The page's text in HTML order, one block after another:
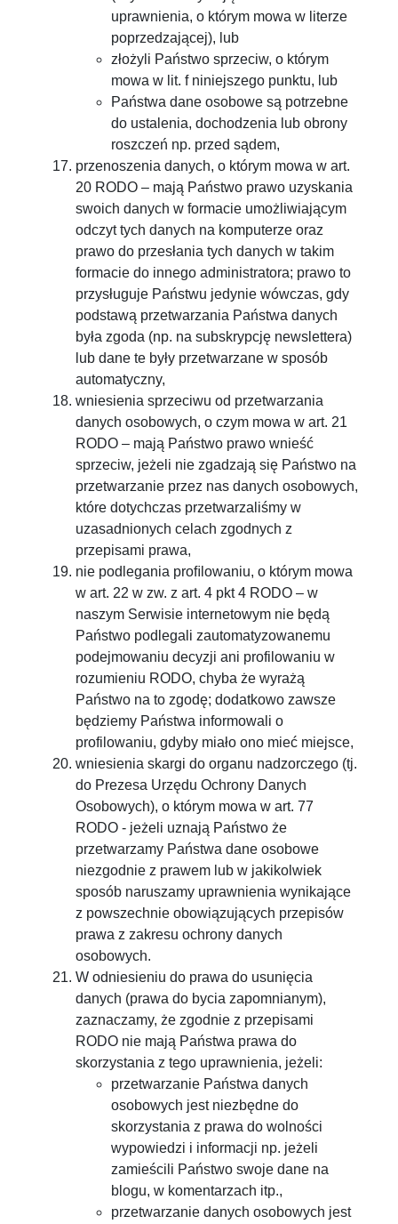
uprawnienia, o którym mowa w literze
poprzedzającej), lub
złożyli Państwo sprzeciw, o którym
mowa w lit. f niniejszego punktu, lub
Państwa dane osobowe są potrzebne
do ustalenia, dochodzenia lub obrony
roszczeń np. przed sądem,
przenoszenia danych, o którym mowa w art.
20 RODO – mają Państwo prawo uzyskania
swoich danych w formacie umożliwiającym
odczyt tych danych na komputerze oraz
prawo do przesłania tych danych w takim
formacie do innego administratora; prawo to
przysługuje Państwu jedynie wówczas, gdy
podstawą przetwarzania Państwa danych
była zgoda (np. na subskrypcję newslettera)
lub dane te były przetwarzane w sposób
automatyczny,
wniesienia sprzeciwu od przetwarzania
danych osobowych, o czym mowa w art. 21
RODO – mają Państwo prawo wnieść
sprzeciw, jeżeli nie zgadzają się Państwo na
przetwarzanie przez nas danych osobowych,
które dotychczas przetwarzaliśmy w
uzasadnionych celach zgodnych z
przepisami prawa,
nie podlegania proﬁlowaniu, o którym mowa
w art. 22 w zw. z art. 4 pkt 4 RODO – w
naszym Serwisie internetowym nie będą
Państwo podlegali zautomatyzowanemu
podejmowaniu decyzji ani profilowaniu w
rozumieniu RODO, chyba że wyrażą
Państwo na to zgodę; dodatkowo zawsze
będziemy Państwa informowali o
profilowaniu, gdyby miało ono mieć miejsce,
wniesienia skargi do organu nadzorczego (tj.
do Prezesa Urzędu Ochrony Danych
Osobowych), o którym mowa w art. 77
RODO - jeżeli uznają Państwo że
przetwarzamy Państwa dane osobowe
niezgodnie z prawem lub w jakikolwiek
sposób naruszamy uprawnienia wynikające
z powszechnie obowiązujących przepisów
prawa z zakresu ochrony danych
osobowych.
W odniesieniu do prawa do usunięcia
danych (prawa do bycia zapomnianym),
zaznaczamy, że zgodnie z przepisami
RODO nie mają Państwa prawa do
skorzystania z tego uprawnienia, jeżeli:
przetwarzanie Państwa danych
osobowych jest niezbędne do
skorzystania z prawa do wolności
wypowiedzi i informacji np. jeżeli
zamieścili Państwo swoje dane na
blogu, w komentarzach itp.,
przetwarzanie danych osobowych jest